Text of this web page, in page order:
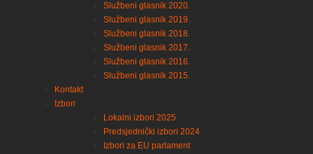
Službeni glasnik 2020.
Službeni glasnik 2019.
Službeni glasnik 2018.
Službeni glasnik 2017.
Službeni glasnik 2016.
Službeni glasnik 2015.
Kontakt
Izbori
Lokalni izbori 2025
Predsjednički izbori 2024
Izbori za EU parlament